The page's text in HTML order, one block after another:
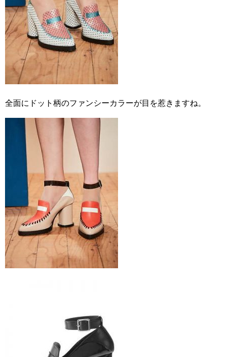
全面にドット柄のファンシーカラーが目を惹きますね。